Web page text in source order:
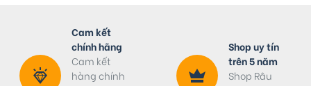
Cam kết
chính hãng
Cam kết
hàng chính
Shop uy tín
trên 5 năm
Shop Râu